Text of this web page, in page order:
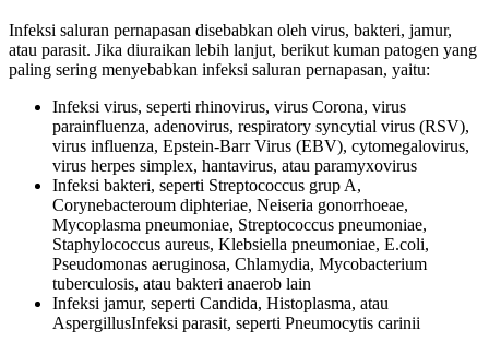
Infeksi saluran pernapasan disebabkan oleh virus, bakteri, jamur,
atau parasit. Jika diuraikan lebih lanjut, berikut kuman patogen yang
paling sering menyebabkan infeksi saluran pernapasan, yaitu:
Infeksi virus, seperti rhinovirus, virus Corona, virus
parainfluenza, adenovirus, respiratory syncytial virus (RSV),
virus influenza, Epstein-Barr Virus (EBV), cytomegalovirus,
virus herpes simplex, hantavirus, atau paramyxovirus
Infeksi bakteri, seperti Streptococcus grup A,
Corynebacteroum diphteriae, Neiseria gonorrhoeae,
Mycoplasma pneumoniae, Streptococcus pneumoniae,
Staphylococcus aureus, Klebsiella pneumoniae, E.coli,
Pseudomonas aeruginosa, Chlamydia, Mycobacterium
tuberculosis, atau bakteri anaerob lain
Infeksi jamur, seperti Candida, Histoplasma, atau
AspergillusInfeksi parasit, seperti Pneumocytis carinii